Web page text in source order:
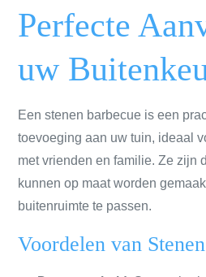
Perfecte
uw
Een stenen barbecue is een
toevoeging aan uw tuin, ideaal
met vrienden en familie. Ze zijn
kunnen op maat worden
buitenruimte te passen.
Voordelen van